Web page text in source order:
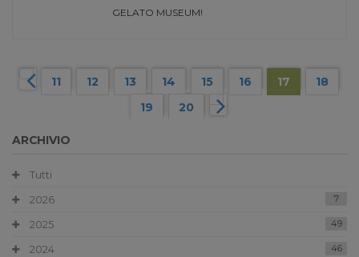
GELATO MUSEUM!
11 12 13 14 15 16 17
18
19
20
ARCHIVIO
Tutti
2026
7
2025 49
2024 46